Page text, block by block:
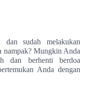
sudah melakukan
nampak? Mungkin Anda
dan berhenti berdoa
Anda dengan